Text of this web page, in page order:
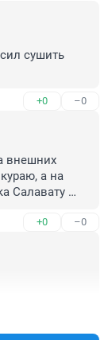
сушить
+0 –0
внешних
а на
Салавату
+0 –0